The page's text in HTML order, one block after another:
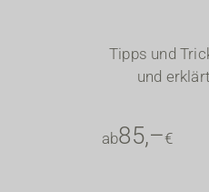
Tipps und
und
ab85,–€